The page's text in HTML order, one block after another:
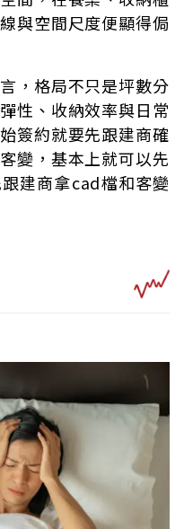
與空間尺度便顯得侷
，格局不只是坪數分
性、收納效率與日常
簽約就要先跟建商確
變，基本上就可以先
建商拿cad檔和客變